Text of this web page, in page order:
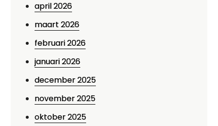
april 2026
maart 2026
februari 2026
januari 2026
december 2025
november 2025
oktober 2025